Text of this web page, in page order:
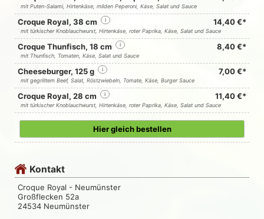
mit Puten-Salami, Hirtenkäse, milden Peperoni, Käse, Salat und Sauce
Croque Royal, 38 cm i 14,40 €*
mit türkischer Knoblauchwurst, Hirtenkäse, roter Paprika, Käse, Salat und Sauce
Croque Thunfisch, 18 cm i 8,40 €*
mit Thunfisch, Tomaten, Käse, Salat und Sauce
Cheeseburger, 125 g i 7,00 €*
mit gegrilltem Beef, Salat, Röstzwiebeln, Tomate, Käse, Burger Sauce
Croque Royal, 28 cm i 11,40 €*
mit türkischer Knoblauchwurst, Hirtenkäse, roter Paprika, Käse, Salat und Sauce
Hier gleich bestellen
Kontakt
Croque Royal - Neumünster
Großflecken 52a
24534 Neumünster